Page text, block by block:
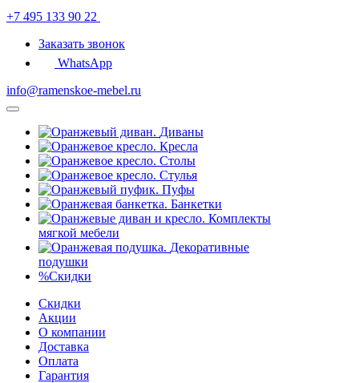
+7 495 133 90 22
Заказать звонок
WhatsApp
info@ramenskoe-mebel.ru
Диваны
Кресла
Столы
Стулья
Пуфы
Банкетки
Комплекты
мягкой мебели
Декоративные
подушки
%Скидки
Скидки
Акции
О компании
Доставка
Оплата
Гарантия